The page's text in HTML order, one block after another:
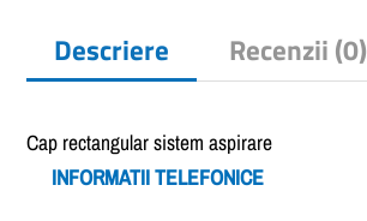
Descriere Recenzii (0)
Cap rectangular sistem aspirare
INFORMATII TELEFONICE